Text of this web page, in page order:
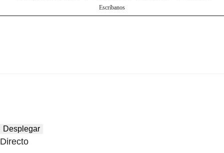
Escríbanos
Desplegar
Directo